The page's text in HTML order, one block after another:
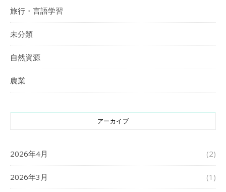
旅行・言語学習
未分類
自然資源
農業
アーカイブ
2026年4月 (2)
2026年3月 (1)